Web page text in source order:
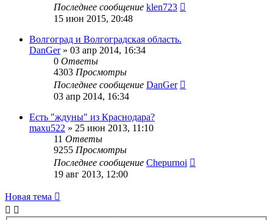
Последнее сообщение klen723
15 июн 2015, 20:48
Волгоград и Волгоградская область.
DanGer» 03 апр 2014, 16:34
0 Ответы
4303 Просмотры
Последнее сообщение DanGer
03 апр 2014, 16:34
Есть "ждуны" из Краснодара?
maxu522 » 25 июн 2013, 11:10
11 Ответы
9255 Просмотры
Последнее сообщение Chepurnoi
19 авг 2013, 12:00
Новая тема